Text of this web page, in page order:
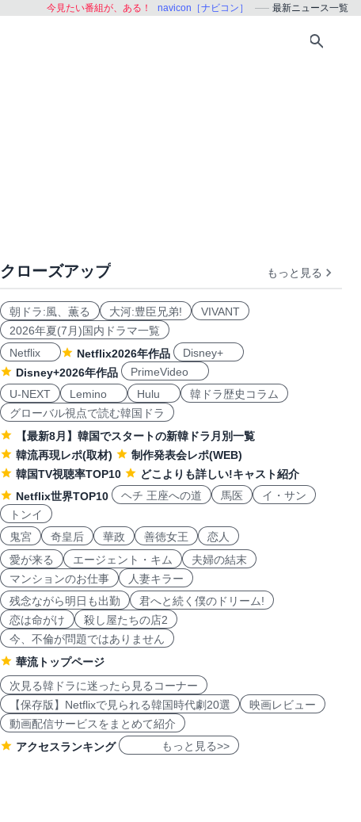
今見たい番組が、ある！ navicon［ナビコン］ 最新ニュース一覧
クローズアップ もっと見る
朝ドラ:風、薫る 大河:豊臣兄弟!
VIVANT
2026年夏(7月)国内ドラマ一覧
Netflix
Netflix2026年作品
Disney+
Disney+2026年作品
PrimeVideo
U-NEXT
Lemino Hulu
韓ドラ歴史コラム
グローバル視点で読む韓国ドラ
【最新8月】韓国でスタートの新韓ドラ月別一覧
韓流再現レポ(取材)
制作発表会レポ(WEB)
韓国TV視聴率TOP10
どこよりも詳しい!キャスト紹介
Netflix世界TOP10
ヘチ 王座への道 馬医
イ・サン
トンイ
鬼宮
奇皇后 華政 善徳女王
恋人
愛が来る
エージェント・キム
夫婦の結末
マンションのお仕事
人妻キラー
残念ながら明日も出勤
君へと続く僕のドリーム!
恋は命がけ
殺し屋たちの店2
今、不倫が問題ではありません
華流トップページ
次見る韓ドラに迷ったら見るコーナー
【保存版】Netflixで見られる韓国時代劇20選
映画レビュー
動画配信サービスをまとめて紹介
アクセスランキング
もっと見る>>